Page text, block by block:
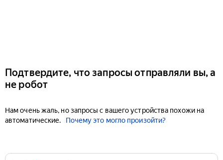
Подтвердите, что запросы отправляли вы, а
не робот
Нам очень жаль, но запросы с вашего устройства похожи на
автоматические.
Почему это могло произойти?